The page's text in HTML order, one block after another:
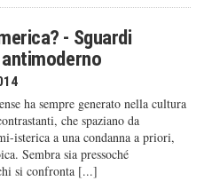
- Sguardi
ha sempre generato nella cultura
che spaziano da
isterica a una condanna a priori,
Sembra sia pressoché
si confronta [...]